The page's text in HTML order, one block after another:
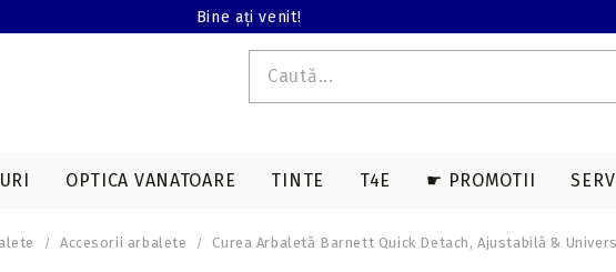
Bine ați venit!
OPTICA VANATOARE TINTE T4E ☛ PROMOTII
Accesorii arbalete Curea Arbaletă Barnett Quick Detach, Ajustabilă &